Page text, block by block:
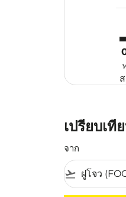
เปรียบเ
จาก
flight_takeoff